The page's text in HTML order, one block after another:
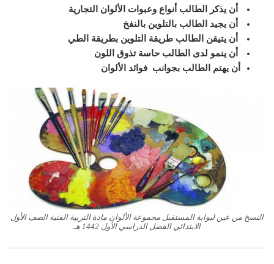
أن يذكر الطالب أنواع وعبوات الألوان التجارية
أن يجيد الطالب بالتلوين بالنفخ
أن يتيقن الطالب طريقة التلوين بطريقة الطي
أن ينمو لدى الطالب حاسة تذوق اللون
أن يهتم الطالب بجوانب فوائد الألوان
النسخ من عين لبوابة المستقبل مجموعة الألوان مادة التربية الفنية الصف الأول
الابتدائي الفصل الدراسي الأول 1442 هـ